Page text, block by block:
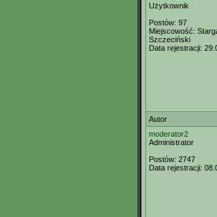
Użytkownik
Postów: 97
Miejscowość:
Szczeciński
Data rejestracji:
Autor
moderator2
Administrator
Postów: 2747
Data rejestracji: